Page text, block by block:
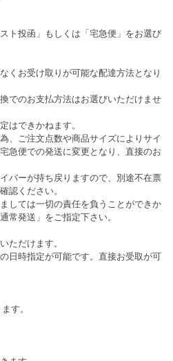
ト投函」もしくは「宅急便」をお選び
くお受け取りが可能な配達方法となり
でのお支払方法はお選びいただけませ
はできかねます。
、ご注文点数や商品サイズによりサイ
急便での発送に変更となり、直接のお
バーが持ち戻りますので、別途不在票
認ください。
しては一切の責任を負うことができか
常発送」をご指定下さい。
ただけます。
日時指定が可能です。直接お受取が可
す。